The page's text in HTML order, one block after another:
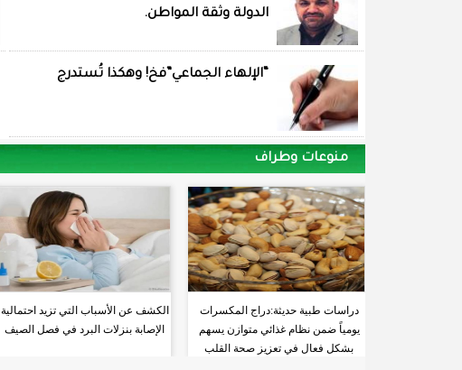
الدولة وثقة المواطن.
“الإلهاء الجماعي”فخ! وهكذا تُستدرج
منوعات وطراف
دراسات طبية حديثة:دراج المكسرات
يومياً ضمن نظام غذائي متوازن يسهم
بشكل فعال في تعزيز صحة القلب
الكشف عن الأسباب التي تزيد احتمالية
الإصابة بنزلات البرد في فصل الصيف